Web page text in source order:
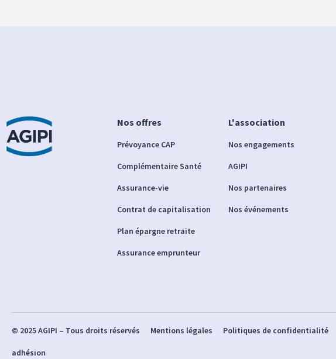
Nos offres
Prévoyance CAP
Complémentaire Santé
Assurance-vie
Contrat de capitalisation
Plan épargne retraite
Assurance emprunteur
L'association
Nos engagements
AGIPI
Nos partenaires
Nos événements
© 2025 AGIPI – Tous droits réservés Mentions légales Politiques de confidentialité
adhésion